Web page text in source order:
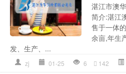
湛江市澳
简介:湛江
售于一体
余亩,年生
发、生产、...
zj 01-25 6 142